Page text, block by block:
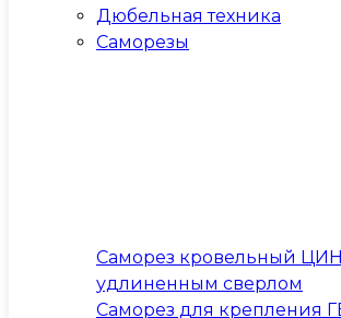
Дюбельная техника
Саморезы
Саморез кровельный
удлиненным сверлом
Саморез для крепления